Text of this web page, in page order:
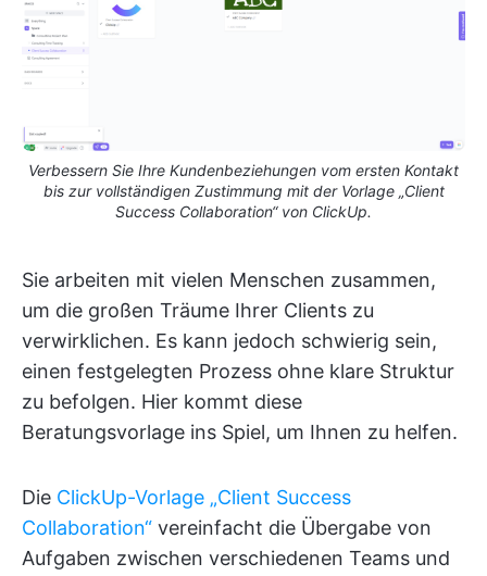
Verbessern Sie Ihre Kundenbeziehungen vom ersten Kontakt
bis zur vollständigen Zustimmung mit der Vorlage „Client
Success Collaboration“ von ClickUp.
Sie arbeiten mit vielen Menschen zusammen,
um die großen Träume Ihrer Clients zu
verwirklichen. Es kann jedoch schwierig sein,
einen festgelegten Prozess ohne klare Struktur
zu befolgen. Hier kommt diese
Beratungsvorlage ins Spiel, um Ihnen zu helfen.
Die ClickUp-Vorlage „Client Success
Collaboration“ vereinfacht die Übergabe von
Aufgaben zwischen verschiedenen Teams und